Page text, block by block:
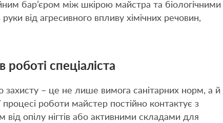
бар’єром між шкірою майстра та біологічними
від агресивного впливу хімічних речовин,
роботі спеціаліста
захисту – це не лише вимога санітарних норм, а й
роботи майстер постійно контактує з
опілу нігтів або активними складами для